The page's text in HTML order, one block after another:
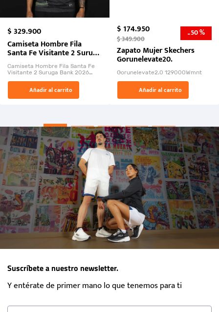
$329.900
Camiseta Hombre Fila
Santa Fe Visitante 2 Suruga
Bank 2026
Camiseta Hombre Fila Santa Fe
Visitante 2 Suruga Bank 2026
El Rugido del Sol Naciente:
“Primeros para la Et...
Añadir al carrito
$174.950
$349.900 -50 %
Zapato Mujer Skechers
Gorunelevate20.
Gorunelevate2.0 129000Wmnt
Añadir al carrito
Suscríbete a nuestro newsletter.
Y entérate de primer mano lo que tenemos para ti